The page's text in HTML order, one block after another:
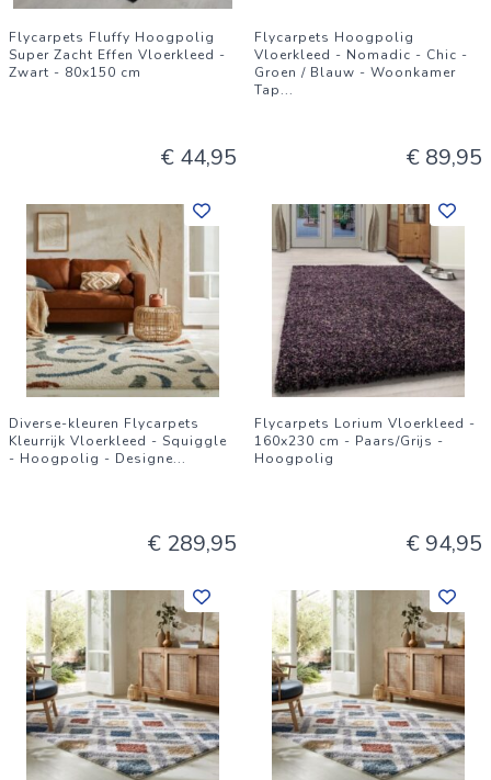
Flycarpets Fluffy Hoogpolig
Super Zacht Effen Vloerkleed -
Zwart - 80x150 cm
€ 44,95
Flycarpets Hoogpolig
Vloerkleed - Nomadic - Chic -
Groen / Blauw - Woonkamer
Tap...
€ 89,95
Diverse-kleuren Flycarpets
Kleurrijk Vloerkleed - Squiggle
- Hoogpolig - Designe...
€ 289,95
Flycarpets Lorium Vloerkleed -
160x230 cm - Paars/Grijs -
Hoogpolig
€ 94,95